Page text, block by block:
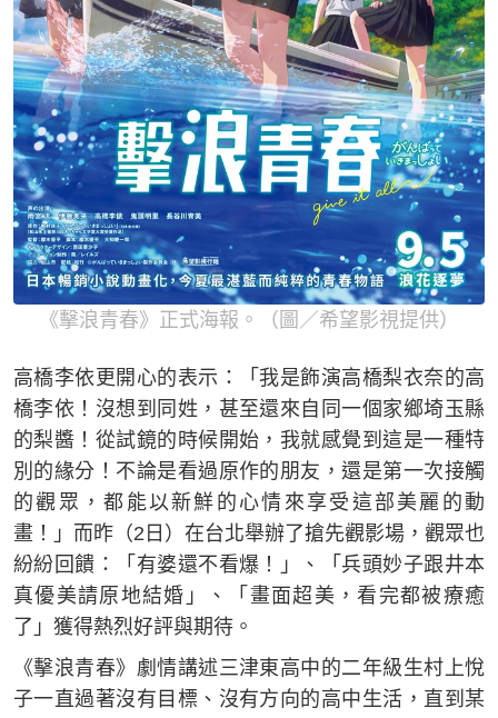
《擊浪青春》正式海報。（圖／希望影視提供）
高橋李依更開心的表示：「我是飾演高橋梨衣奈的高
橋李依！沒想到同姓，甚至還來自同一個家鄉埼玉縣
的梨醬！從試鏡的時候開始，我就感覺到這是一種特
別的緣分！不論是看過原作的朋友，還是第一次接觸
的觀眾，都能以新鮮的心情來享受這部美麗的動
畫！」而昨（2日）在台北舉辦了搶先觀影場，觀眾也
紛紛回饋：「有婆還不看爆！」、「兵頭妙子跟井本
真優美請原地結婚」、「畫面超美，看完都被療癒
了」獲得熱烈好評與期待。
《擊浪青春》劇情講述三津東高中的二年級生村上悅
子一直過著沒有目標、沒有方向的高中生活，直到某